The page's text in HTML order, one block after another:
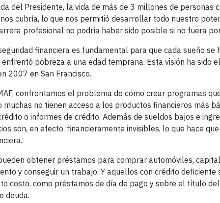
del Presidente, la vida de más de 3 millones de personas
cubría, lo que nos permitió desarrollar todo nuestro
profesional no podría haber sido posible si no fuera
financiera es fundamental para que cada sueño se
pobreza a una edad temprana. Esta visión ha sido
2007 en San Francisco.
confrontamos el problema de cómo crear programas
no tienen acceso a los productos financieros más
o informes de crédito. Además de sueldos bajos e
son, en efecto, financieramente invisibles, lo que hace
obtener préstamos para comprar automóviles,
y conseguir un trabajo. Y aquellos con crédito deficiente
costo, como préstamos de día de pago y sobre el título
deuda.